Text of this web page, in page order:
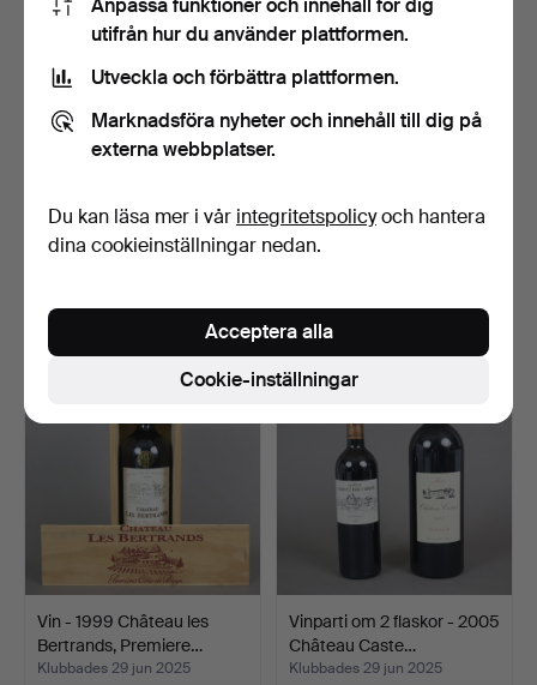
- 2017 Tenuta San Guido
Sassicaia Bolgheri.
346 USD
3 flaskor 1987 Margaux,
Marquise de Lassim…
127 USD
Vin - 1999 Château les
Bertrands, Premiere…
Klubbades 29 jun 2025
Vinparti om 2 flaskor - 2005
Château Caste…
Klubbades 29 jun 2025
utifrån hur du använder plattformen.
Utveckla och förbättra plattformen.
Marknadsföra nyheter och innehåll till dig på
externa webbplatser.
Du kan läsa mer i vår integritetspolicyoch hantera
dina cookieinställningar nedan.
Cookie-inställningar
Acceptera alla